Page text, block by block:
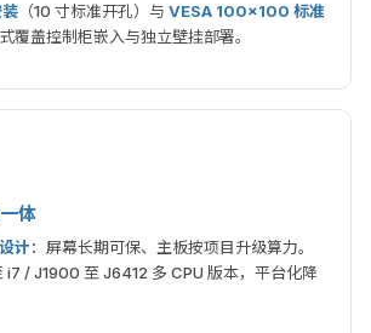
（10 寸标准开孔）与 VESA 100×100 标准
覆盖控制柜嵌入与独立壁挂部署。
体
计：屏幕长期可保、主板按项目升级算力。
i7 / J1900 至 J6412 多 CPU 版本，平台化降